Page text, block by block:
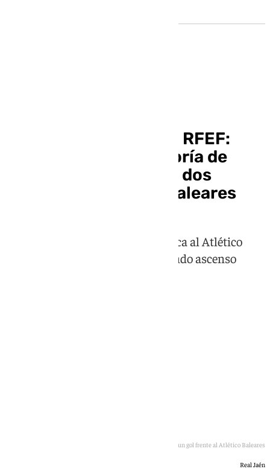
El Real Jaén sube a 1º RFEF:
ascienden a la categoría de
bronce tras ganar los dos
partidos al Atlético Baleares
El equipo lagarto vence en Mallorca al Atlético
Baleares (1-2) y consuma su segundo ascenso
El Real Jaén celebra un gol frente al Atlético Baleares
Real Jaén